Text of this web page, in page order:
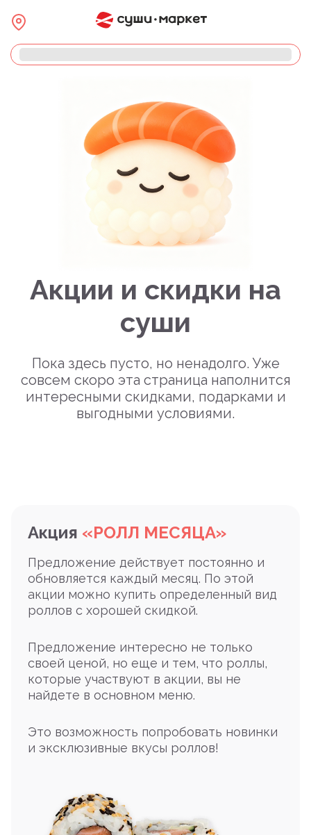
Акции и скидки на
суши
Пока здесь пусто, но ненадолго. Уже
совсем скоро эта страница наполнится
интересными скидками, подарками и
выгодными условиями.
Акция «РОЛЛ МЕСЯЦА»
Предложение действует постоянно и
обновляется каждый месяц. По этой
акции можно купить определенный вид
роллов с хорошей скидкой.
Предложение интересно не только
своей ценой, но еще и тем, что роллы,
которые участвуют в акции, вы не
найдете в основном меню.
Это возможность попробовать новинки
и эксклюзивные вкусы роллов!